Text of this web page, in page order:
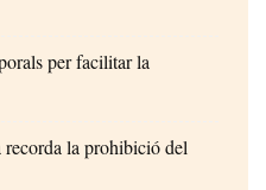
per facilitar la
la prohibició del